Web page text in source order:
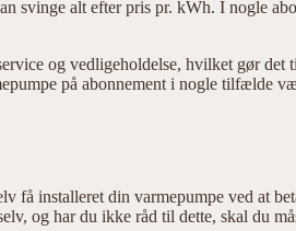
svinge alt efter pris pr. kWh. I nogle
og vedligeholdelse, hvilket gør det
på abonnement i nogle tilfælde
installeret din varmepumpe ved at
og har du ikke råd til dette, skal du